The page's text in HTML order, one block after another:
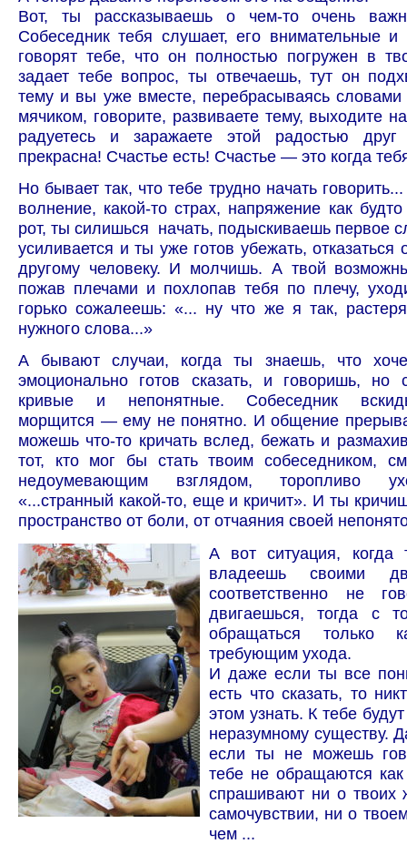
Вот, ты рассказываешь о чем-то очень
Собеседник тебя слушает, его внимательные и
говорят тебе, что он полностью погружен в
задает тебе вопрос, ты отвечаешь, тут он
тему и вы уже вместе, перебрасываясь
мячиком, говорите, развиваете тему, выходите
радуетесь и заражаете этой радостью
прекрасна! Счастье есть! Счастье — это когда
Но бывает так, что тебе трудно начать
волнение, какой-то страх, напряжение как
рот, ты силишься начать, подыскиваешь первое
усиливается и ты уже готов убежать, отказаться
другому человеку. И молчишь. А твой
пожав плечами и похлопав тебя по плечу,
горько сожалеешь: «... ну что же я так,
нужного слова...»
А бывают случаи, когда ты знаешь, что
эмоционально готов сказать, и говоришь, но
кривые и непонятные. Собеседник
морщится — ему не понятно. И общение
можешь что-то кричать вслед, бежать и
тот, кто мог бы стать твоим собеседником,
недоумевающим взглядом, торопливо
«...странный какой-то, еще и кричит». И ты
пространство от боли, от отчаяния своей
А вот ситуация,
владеешь своими
соответственно не
двигаешься, тогда с
обращаться только
требующим ухода.
И даже если ты все
есть что сказать, то
этом узнать. К тебе
неразумному существу.
если ты не можешь
тебе не обращаются как
спрашивают ни о твоих
самочувствии, ни о
чем ...